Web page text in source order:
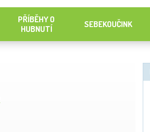
PŘÍBĚHY O
HUBNUTÍ
SEBEKOUČINK